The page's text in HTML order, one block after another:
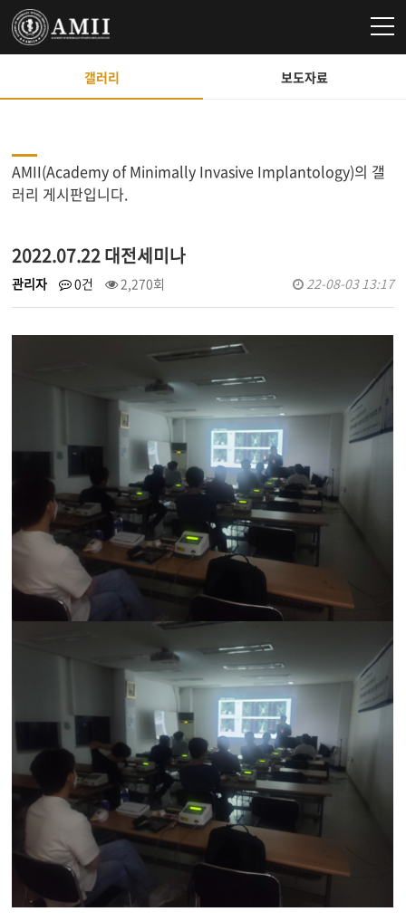
갤러리 보도자료
AMII(Academy of Minimally Invasive Implantology)의 갤
러리 게시판입니다.
2022.07.22 대전세미나
관리자 0건 2,270회 22-08-03 13:17